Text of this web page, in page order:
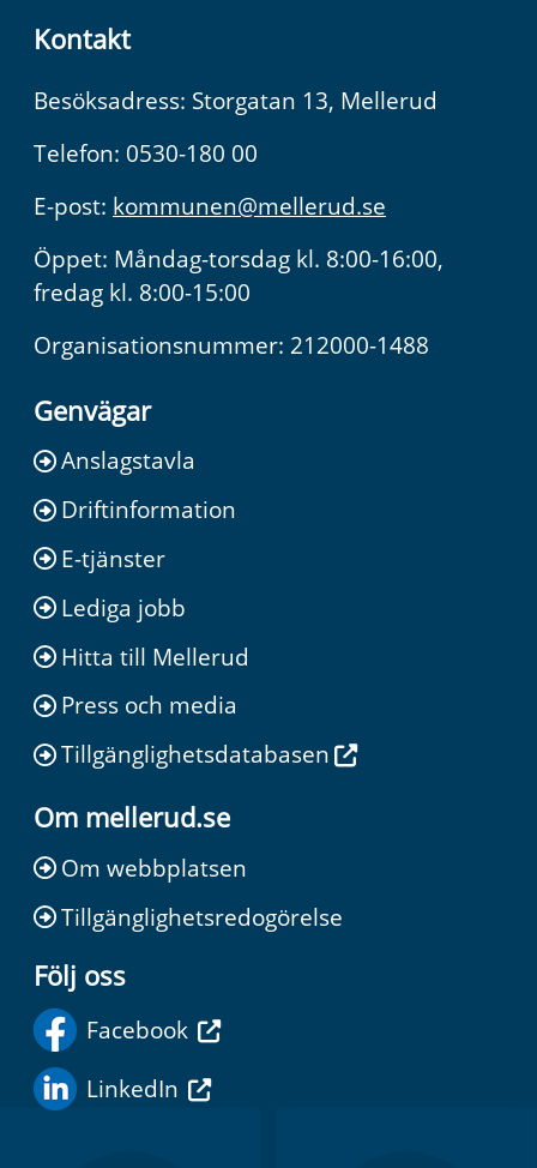
Kontakt
Besöksadress: Storgatan 13, Mellerud
Telefon: 0530-180 00
E-post: kommunen@mellerud.se
Öppet: Måndag-torsdag kl. 8:00-16:00,
fredag kl. 8:00-15:00
Organisationsnummer: 212000-1488
Genvägar
Anslagstavla
Driftinformation
E-tjänster
Lediga jobb
Hitta till Mellerud
Press och media
Tillgänglighetsdatabasen
Om mellerud.se
Om webbplatsen
Tillgänglighetsredogörelse
Följ oss
Facebook
LinkedIn